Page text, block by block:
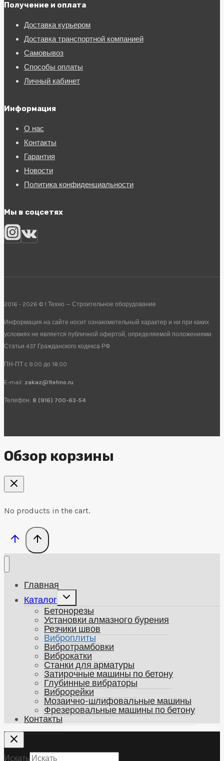
Получение и оплата
Доставка курьером
Доставка транспортной компанией
Самовывоз
Способы оплаты
Личный кабинет
Информация
О нас
Контакты
Гарантия
Новости
Политика конфиденциальности
Мы в соцсетях
2016 - 2026 © 1 Техно — Строительное оборудование
Информация на сайте носит ознакомительный характер и ни при каких
условиях не является публичной офертой, определяемой положениями
Статьи 437 Гражданского кодекса РФ
ПН-ПТ с 9.00 до 18.00
E-mail: zakaz@1tehno.ru
Телефон: 8 (916) 700-63-54
Обзор корзины
No products in the cart.
Главная
Каталог
Развернуть
дочернее
меню
Бетонорезы
Установки алмазного бурения
Резчики швов
Виброплиты
Вибротрамбовки
Виброкатки
Станки для арматуры
Затирочные машины по бетону
Глубинные вибраторы
Виброрейки
Мозаично-шлифовальные машины
Фрезеровальные машины по бетону
Контакты
Искать